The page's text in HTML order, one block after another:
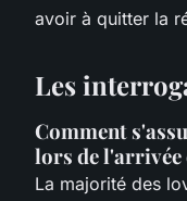
avoir à quitter la
Les
Comment
lors de l'arrivée
La majorité des